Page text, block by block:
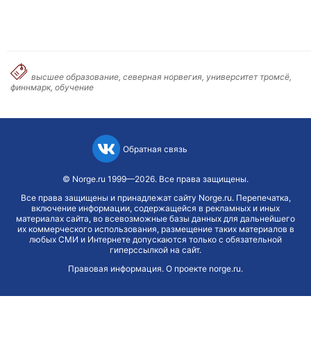
высшее образование, северная норвегия, университет тромсё,
финнмарк, обучение
Обратная связь
© Norge.ru 1999—2026. Все права защищены.
Все права защищены и принадлежат сайту Norge.ru. Перепечатка,
включение информации, содержащейся в рекламных и иных
материалах сайта, во всевозможные базы данных для дальнейшего
их коммерческого использования, размещение таких материалов в
любых СМИ и Интернете допускаются только с обязательной
гиперссылкой на сайт.
Правовая информация. О проекте norge.ru.